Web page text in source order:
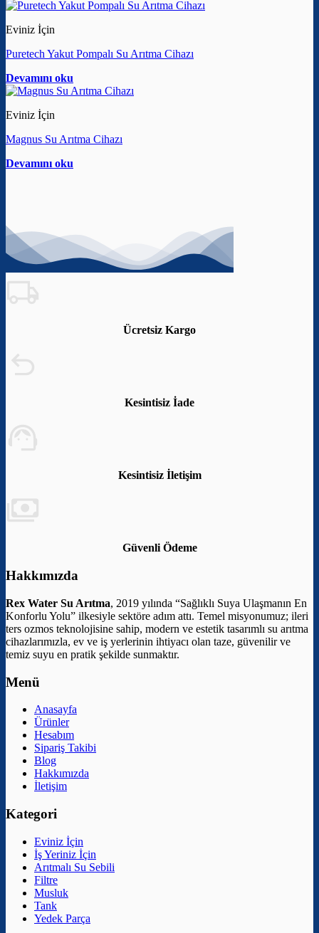
Eviniz İçin
Puretech Yakut Pompalı Su Arıtma Cihazı
Devamını oku
Eviniz İçin
Magnus Su Arıtma Cihazı
Devamını oku
Ücretsiz Kargo
Kesintisiz İade
Kesintisiz İletişim
Güvenli Ödeme
Hakkımızda
Rex Water Su Arıtma, 2019 yılında “Sağlıklı Suya Ulaşmanın En
Konforlu Yolu” ilkesiyle sektöre adım attı. Temel misyonumuz; ileri
ters ozmos teknolojisine sahip, modern ve estetik tasarımlı su arıtma
cihazlarımızla, ev ve iş yerlerinin ihtiyacı olan taze, güvenilir ve
temiz suyu en pratik şekilde sunmaktır.
Menü
Anasayfa
Ürünler
Hesabım
Sipariş Takibi
Blog
Hakkımızda
İletişim
Kategori
Eviniz İçin
İş Yeriniz İçin
Arıtmalı Su Sebili
Filtre
Musluk
Tank
Yedek Parça